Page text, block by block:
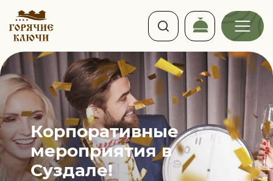
Корпоративные
мероприятияв
Суздале!